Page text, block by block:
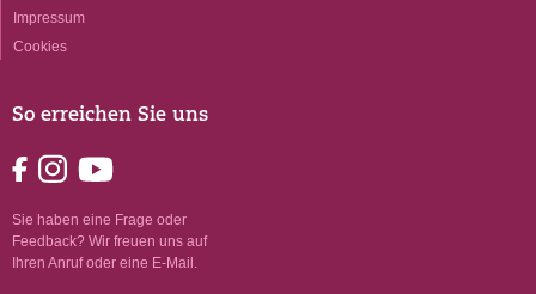
So erreichen Sie uns
Sie haben eine Frage oder
Feedback? Wir freuen uns auf
Ihren Anruf oder eine E-Mail.
Impressum
Cookies